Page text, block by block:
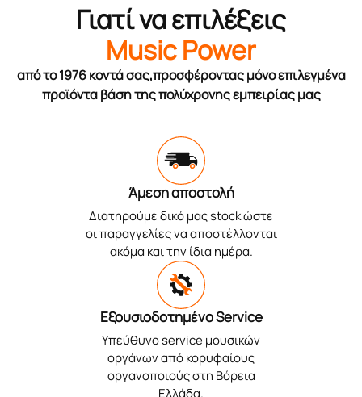
Γιατί να επιλέξεις
Music Power
από το 1976 κοντά σας,προσφέροντας μόνο επιλεγμένα
προϊόντα βάση της πολύχρονης εμπειρίας μας
Άμεση αποστολή
Διατηρούμε δικό μας stock ώστε
οι παραγγελίες να αποστέλλονται
ακόμα και την ίδια ημέρα.
Εξουσιοδοτημένο Service
Υπεύθυνο service μουσικών
οργάνων από κορυφαίους
οργανοποιούς στη Βόρεια
Ελλάδα.